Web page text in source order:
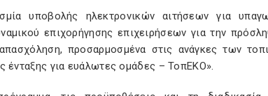
υποβολής ηλεκτρονικών αιτήσεων για
επιχορήγησης επιχειρήσεων για την
προσαρμοσμένα στις ανάγκες των
ένταξης για ευάλωτες ομάδες – ΤοπΕΚΟ».